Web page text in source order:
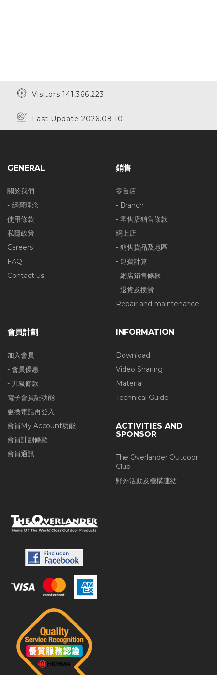
Visitors 141,366,223
Last Update 2026.08.10
GENERAL
關於我們
- 經營理念
使用條款
私隱政策
Careers
FAQ
Contact us
銷售
零售店
- Branch
- 零售店銷售條款
網上店
- 銷售貨品及地區
- 運費計算
- 網店銷售條款
- 退貨及換貨
Repair and maintenance
會員計劃
加入會員
- 會員優惠
- 升級條款
電子會員証功能
更換電話再登入
會員My Account功能
會員計劃條款
會員通訊
INFORMATION
Download
Video Sharing
Material
Technical Guide
ACTIVITIES AND
SPONSOR
The Overlander Outdoor
Club
野外活動及機構連結